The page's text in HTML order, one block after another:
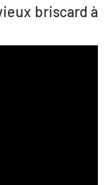
briscard à